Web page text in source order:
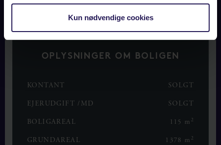
Kun nødvendige cookies
OPLYSNINGER OM BOLIGEN
KONTANT SOLGT
EJERUDGIFT /MD SOLGT
BOLIGAREAL 115 m 2
GRUNDAREAL 1378 m 2